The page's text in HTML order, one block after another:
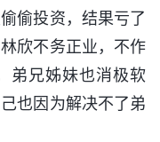
偷投资，结果亏了
欣不务正业，不作
弟兄姊妹也消极软
也因为解决不了弟